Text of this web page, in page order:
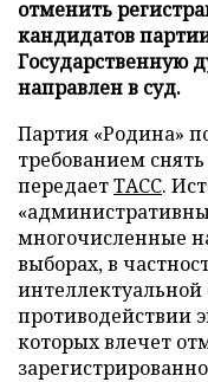
отменить
кандидатов
Государственную
направлен в суд.
Партия «Родина»
требованием
передаетТАСС.
многочисленные
выборах, в
интеллектуальной
противодействии
которых влечет